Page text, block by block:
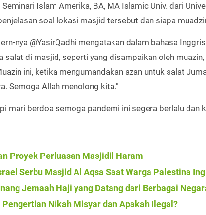
Islam Amerika, BA, MA Islamic Univ. dari
soal lokasi masjid tersebut dan siapa
nya @YasirQadhi mengatakan dalam bahasa
salat di masjid, seperti yang disampaikan oleh
ini, ketika mengumandakan azan untuk salat
Semoga Allah menolong kita."
mari berdoa semoga pandemi ini segera berlalu dan
Proyek Perluasan Masjidil Haram
Serbu Masjid Al Aqsa Saat Warga Palestina
Jemaah Haji yang Datang dari Berbagai
Pengertian Nikah Misyar dan Apakah Ilegal?